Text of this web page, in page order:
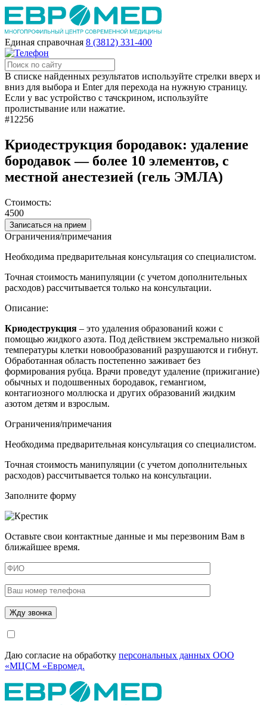
Единая справочная 8 (3812) 331-400
В списке найденных результатов используйте стрелки вверх и
вниз для выбора и Enter для перехода на нужную страницу.
Если у вас устройство с тачскрином, используйте
пролистывание или нажатие.
#12256
Криодеструкция бородавок: удаление
бородавок — более 10 элементов, с
местной анестезией (гель ЭМЛА)
Стоимость:
4500
Записаться на прием
Ограничения/примечания
Необходима предварительная консультация со специалистом.
Точная стоимость манипуляции (с учетом дополнительных
расходов) рассчитывается только на консультации.
Описание:
Криодеструкция – это удаления образований кожи с
помощью жидкого азота. Под действием экстремально низкой
температуры клетки новообразований разрушаются и гибнут.
Обработанная область постепенно заживает без
формирования рубца. Врачи проведут удаление (прижигание)
обычных и подошвенных бородавок, гемангиом,
контагиозного моллюска и других образований жидким
азотом детям и взрослым.
Ограничения/примечания
Необходима предварительная консультация со специалистом.
Точная стоимость манипуляции (с учетом дополнительных
расходов) рассчитывается только на консультации.
Заполните форму
Оставьте свои контактные данные и мы перезвоним Вам в
ближайшее время.
Даю согласие на обработку персональных данных ООО
«МЦСМ «Евромед.